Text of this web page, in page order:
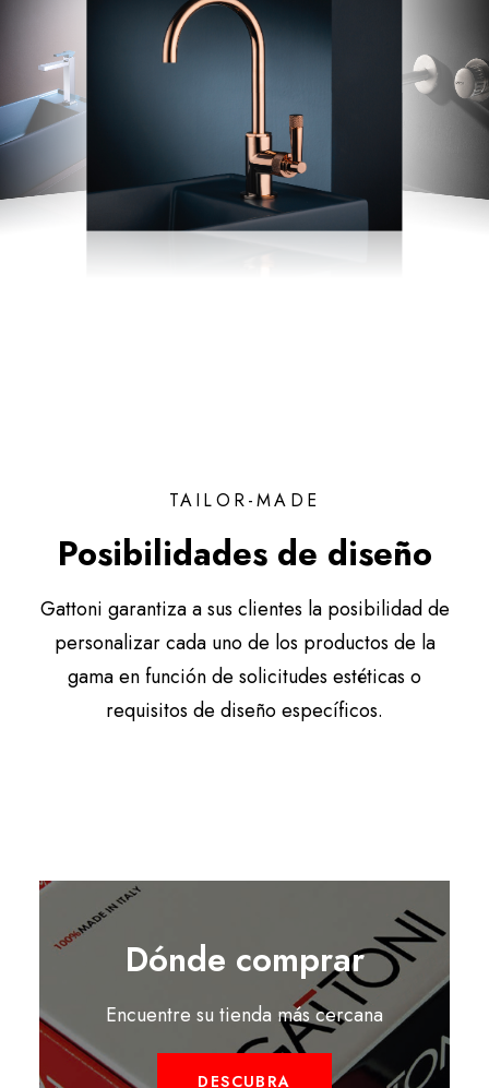
TAILOR-MADE
Posibilidades de diseño
Gattoni garantiza a sus clientes la posibilidad de
personalizar cada uno de los productos de la
gama en función de solicitudes estéticas o
requisitos de diseño específicos.
Dónde comprar
Encuentre su tienda más cercana
DESCUBRA